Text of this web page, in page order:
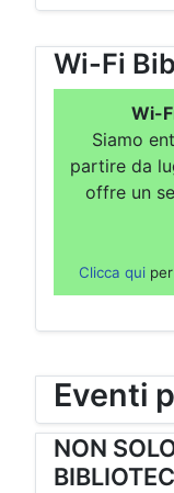
Wi-Fi
Wi-
Siamo
partire da
offre un
Clicca quiper
Eventi
NON